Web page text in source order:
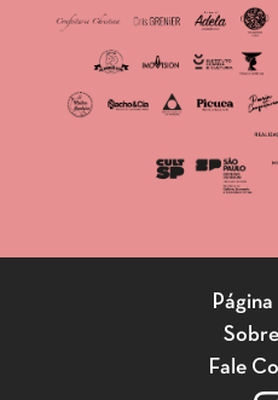
Página
Fale